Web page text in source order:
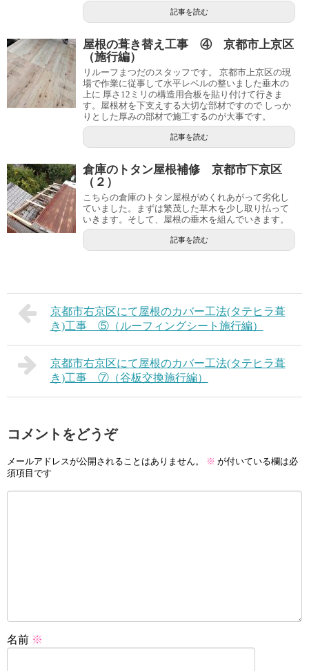
記事を読む
屋根の葺き替え工事 ④ 京都市上京区
（施行編）
リルーフまつだのスタッフです。 京都市上京区の現
場で作業に従事して水平レベルの整いました垂木の
上に 厚さ12ミリの構造用合板を貼り付けて行きま
す。屋根材を下支えする大切な部材ですので しっか
りとした厚みの部材で施工するのが大事です。
記事を読む
倉庫のトタン屋根補修 京都市下京区
（２）
こちらの倉庫のトタン屋根がめくれあがって劣化し
ていました。まずは繁茂した草木を少し取り払って
いきます。そして、屋根の垂木を組んでいきます。
記事を読む
京都市右京区にて屋根のカバー工法(タテヒラ葺
き)工事 ⑤（ルーフィングシート施行編）
京都市右京区にて屋根のカバー工法(タテヒラ葺
き)工事 ⑦（谷板交換施行編）
コメントをどうぞ
メールアドレスが公開されることはありません。 ※ が付いている欄は必
須項目です
名前 ※